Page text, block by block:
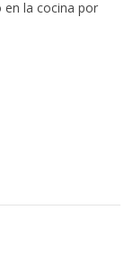
en la cocina por